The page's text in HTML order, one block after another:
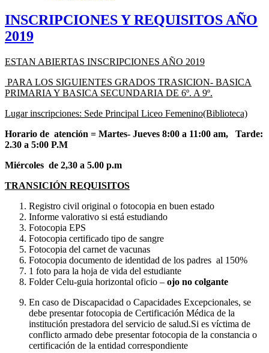
INSCRIPCIONES Y REQUISITOS AÑO
2019
ESTAN ABIERTAS INSCRIPCIONES AÑO 2019
PARA LOS SIGUIENTES GRADOS TRASICION- BASICA
PRIMARIA Y BASICA SECUNDARIA DE 6º. A 9º.
Lugar inscripciones: Sede Principal Liceo Femenino(Biblioteca)
Horario de atención = Martes- Jueves 8:00 a 11:00 am, Tarde:
2.30 a 5:00 P.M
Miércoles de 2,30 a 5.00 p.m
TRANSICIÓN REQUISITOS
Registro civil original o fotocopia en buen estado
Informe valorativo si está estudiando
Fotocopia EPS
Fotocopia certificado tipo de sangre
Fotocopia del carnet de vacunas
Fotocopia documento de identidad de los padres al 150%
1 foto para la hoja de vida del estudiante
Folder Celu-guia horizontal oficio – ojo no colgante
En caso de Discapacidad o Capacidades Excepcionales, se
debe presentar fotocopia de Certificación Médica de la
institución prestadora del servicio de salud.Si es víctima de
conflicto armado debe presentar fotocopia de la constancia o
certificación de la entidad correspondiente